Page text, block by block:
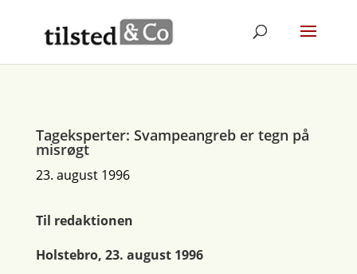
Tageksperter: Svampeangreb er tegn på
misrøgt
23. august 1996
Til redaktionen
Holstebro, 23. august 1996